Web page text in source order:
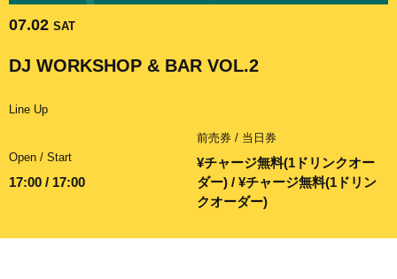
07.02 SAT
DJ WORKSHOP & BAR VOL.2
Line Up
Open / Start
17:00 / 17:00
前売券 / 当日券
¥チャージ無料(1ドリンクオー
ダー) / ¥チャージ無料(1ドリン
クオーダー)